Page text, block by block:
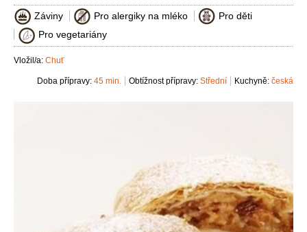
Záviny Pro alergiky na mléko
Pro děti
Pro vegetariány
Vložil/a: Chuť
Kuchyně: česká
Obtížnost přípravy: Střední
Doba přípravy: 45 min.